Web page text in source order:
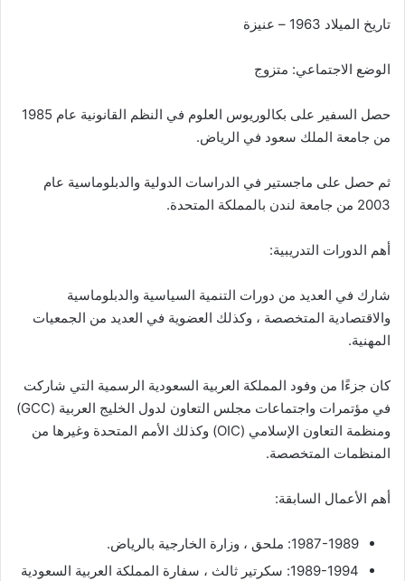
تاريخ الميلاد 1963 – عنيزة
الوضع الاجتماعي: متزوج
حصل السفير على بكالوريوس العلوم في النظم القانونية عام 1985
من جامعة الملك سعود في الرياض.
ثم حصل على ماجستير في الدراسات الدولية والدبلوماسية عام
2003 من جامعة لندن بالمملكة المتحدة.
أهم الدورات التدريبية:
شارك في العديد من دورات التنمية السياسية والدبلوماسية
والاقتصادية المتخصصة ، وكذلك العضوية في العديد من الجمعيات
المهنية.
كان جزءًا من وفود المملكة العربية السعودية الرسمية التي شاركت
في مؤتمرات واجتماعات مجلس التعاون لدول الخليج العربية (GCC)
ومنظمة التعاون الإسلامي (OIC) وكذلك الأمم المتحدة وغيرها من
المنظمات المتخصصة.
أهم الأعمال السابقة:
1987-1989: ملحق ، وزارة الخارجية بالرياض.
1989-1994: سكرتير ثالث ، سفارة المملكة العربية السعودية